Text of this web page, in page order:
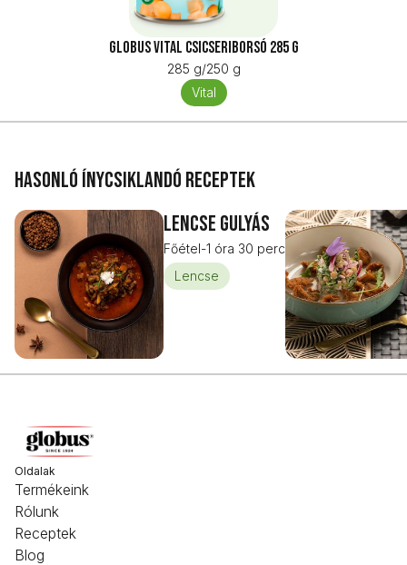
Globus Vital Csicseriborsó 285 g
285 g/250 g
Vital
Hasonló ínycsiklandó receptek
Lencse gulyás
Főétel-1 óra 30 perc
Lencse
Oldalak
Termékeink
Rólunk
Receptek
Blog